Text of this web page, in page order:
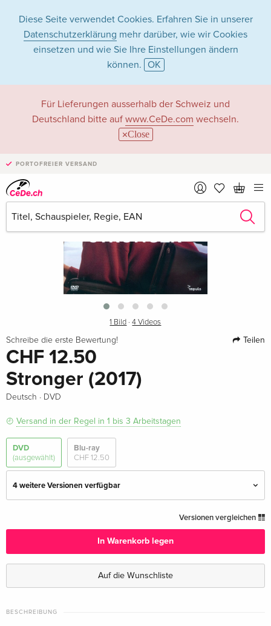
Diese Seite verwendet Cookies. Erfahren Sie in unserer
Datenschutzerklärung mehr darüber, wie wir Cookies
einsetzen und wie Sie Ihre Einstellungen ändern
können. OK
Für Lieferungen ausserhalb der Schweiz und
Deutschland bitte auf www.CeDe.com wechseln.
Close
PORTOFREIER VERSAND
›
1 Bild ·4 Videos
Schreibe die erste Bewertung! Teilen
CHF 12.50
Stronger (2017)
Deutsch · DVD
Versand in der Regel in 1 bis 3 Arbeitstagen
DVD
(ausgewählt)
Blu-ray
CHF 12.50
4 weitere Versionen verfügbar
CHF 12.50
Standard Edition
CHF 14.50
Englisch · US Version
Versionen vergleichen
In Warenkorb legen
Auf die Wunschliste
BESCHREIBUNG